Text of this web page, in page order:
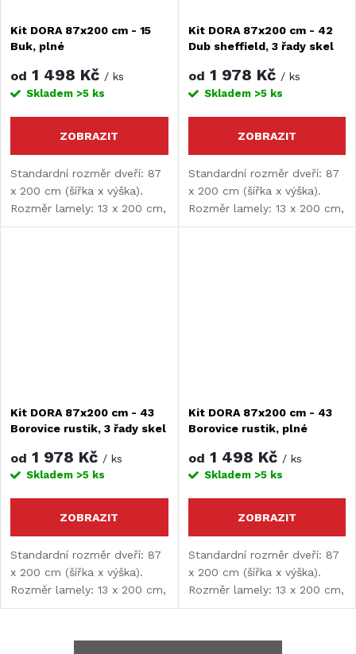
Kit DORA 87x200 cm - 15
Buk, plné
od 1 498 Kč / ks
Skladem >5 ks
ZOBRAZIT
Standardní rozměr dveří: 87
x 200 cm (šířka x výška).
Rozměr lamely: 13 x 200 cm,
tloušťka lamely: 9 mm.
Kit DORA 87x200 cm - 42
Dub sheffield, 3 řady skel
od 1 978 Kč / ks
Skladem >5 ks
ZOBRAZIT
Standardní rozměr dveří: 87
x 200 cm (šířka x výška).
Rozměr lamely: 13 x 200 cm,
tloušťka lamely: 9 mm.
Kit DORA 87x200 cm - 43
Borovice rustik, 3 řady skel
od 1 978 Kč / ks
Skladem >5 ks
ZOBRAZIT
Standardní rozměr dveří: 87
x 200 cm (šířka x výška).
Rozměr lamely: 13 x 200 cm,
tloušťka lamely: 9 mm.
Kit DORA 87x200 cm - 43
Borovice rustik, plné
od 1 498 Kč / ks
Skladem >5 ks
ZOBRAZIT
Standardní rozměr dveří: 87
x 200 cm (šířka x výška).
Rozměr lamely: 13 x 200 cm,
tloušťka lamely: 9 mm.